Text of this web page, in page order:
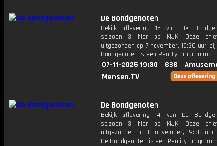
De Bondgenoten
Bekijk aflevering 15 van De
seizoen 3 hier op KIJK. Deze
uitgezonden op 7 november, 19:30 uur bij
Bondgenoten is een Reality programma
07-11-2025 19:30 SBS
Mensen.TV
De Bondgenoten
Bekijk aflevering 14 van De
seizoen 3 hier op KIJK. Deze
uitgezonden op 6 november, 19:30 uur
De Bondgenoten is een Reality